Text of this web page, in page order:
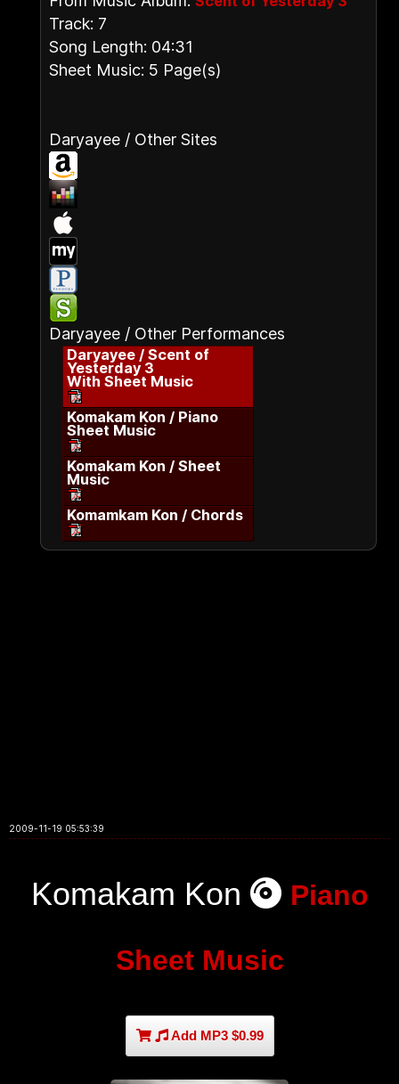
Track: 7
Song Length: 04:31
Sheet Music: 5 Page(s)
Daryayee / Other Sites
Daryayee / Other Performances
Daryayee / Scent of
Yesterday 3
With Sheet Music
Komakam Kon / Piano
Sheet Music
Komakam Kon / Sheet
Music
Komamkam Kon / Chords
2009-11-19 05:53:39
Komakam Kon Piano
Sheet Music
Add MP3 $0.99